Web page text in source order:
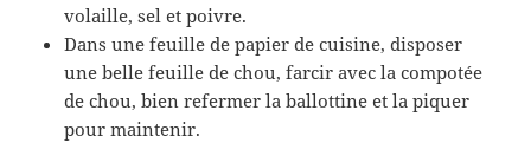
volaille, sel et poivre.
Dans une feuille de papier de cuisine, disposer
une belle feuille de chou, farcir avec la compotée
de chou, bien refermer la ballottine et la piquer
pour maintenir.